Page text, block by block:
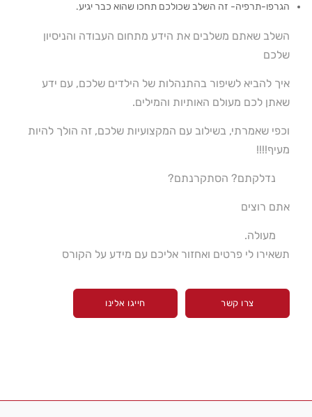
הגרפו-תרפיה- זה השלב שכולכם תחכו שהוא כבר יגיע.
השלב שאתם משלבים את הידע מתחום העבודה והניסיון
שלכם
איך להביא לשיפור בהתנהלות של הילדים שלכם, עם ידע
שאתן לכם מעולם האותיות והמילים.
וכפי שאמרתי, בשילוב עם המקצועיות שלכם, זה הולך להיות
מעיף!!!!
נדלקתם? הסתקרנתם?
אתם רוצים
מעולה.
תשאירו לי פרטים ואחזור אליכם עם מידע על הקורס
צרו קשר חייגו אלינו